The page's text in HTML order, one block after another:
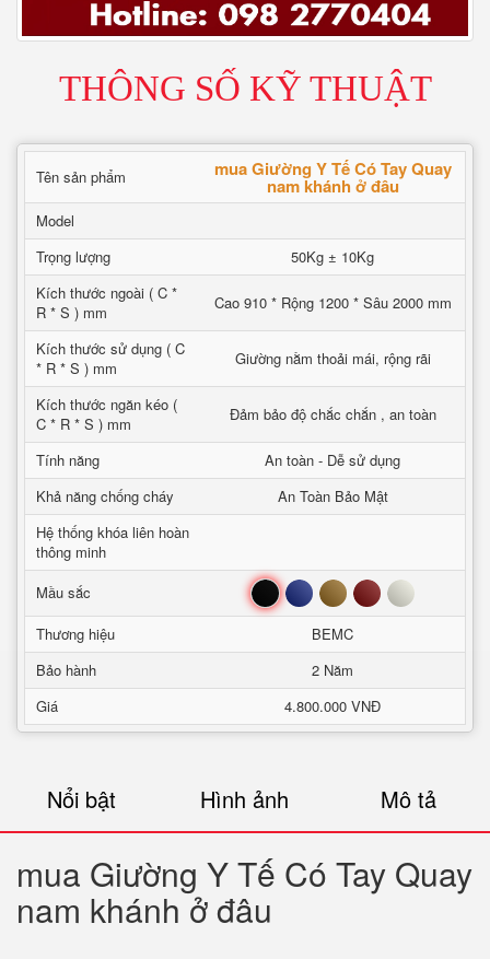
THÔNG SỐ KỸ THUẬT
Tên sản phẩm mua Giường Y Tế Có Tay Quay
nam khánh ở đâu
Model
Trọng lượng
50Kg ± 10Kg
Kích thước ngoài ( C *
R * S ) mm
Cao 910 * Rộng 1200 * Sâu 2000 mm
Kích thước sử dụng ( C
* R * S ) mm
Giường nằm thoải mái, rộng rãi
Kích thước ngăn kéo (
C * R * S ) mm
Đảm bảo độ chắc chắn , an toàn
Tính năng
An toàn - Dễ sử dụng
Khả năng chống cháy
An Toàn Bảo Mật
Hệ thống khóa liên hoàn
thông minh
Mầu sắc
Đen Xanh Nâu Đỏ Trắng
Thương hiệu
BEMC
Bảo hành
2 Năm
Giá
4.800.000 VNĐ
Nổi bật Hình ảnh Mô tả
mua Giường Y Tế Có Tay Quay
nam khánh ở đâu